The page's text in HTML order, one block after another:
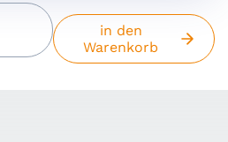
in den
Warenkorb